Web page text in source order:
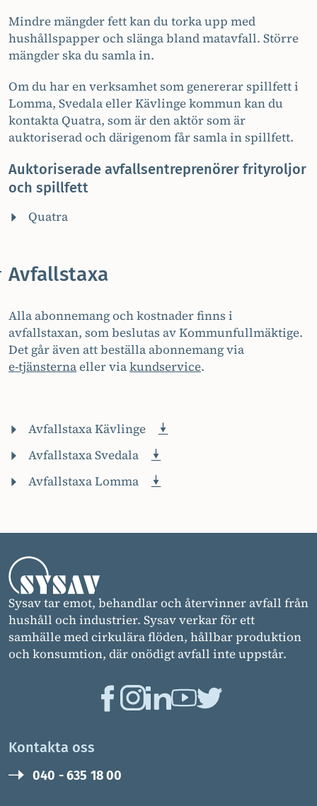
Mindre mängder fett kan du torka upp med
hushållspapper och slänga bland matavfall. Större
mängder ska du samla in.
Om du har en verksamhet som genererar spillfett i
Lomma, Svedala eller Kävlinge kommun kan du
kontakta Quatra, som är den aktör som är
auktoriserad och därigenom får samla in spillfett.
Auktoriserade avfallsentreprenörer frityroljor
och spillfett
Quatra
Avfallstaxa
Alla abonnemang och kostnader finns i
avfallstaxan, som beslutas av Kommunfullmäktige.
Det går även att beställa abonnemang via
e-tjänsternaeller viakundservice.
Avfallstaxa Kävlinge
Avfallstaxa Svedala
Avfallstaxa Lomma
Sysav tar emot, behandlar och återvinner avfall från
hushåll och industrier. Sysav verkar för ett
samhälle med cirkulära flöden, hållbar produktion
och konsumtion, där onödigt avfall inte uppstår.
Kontakta oss
040 - 635 18 00